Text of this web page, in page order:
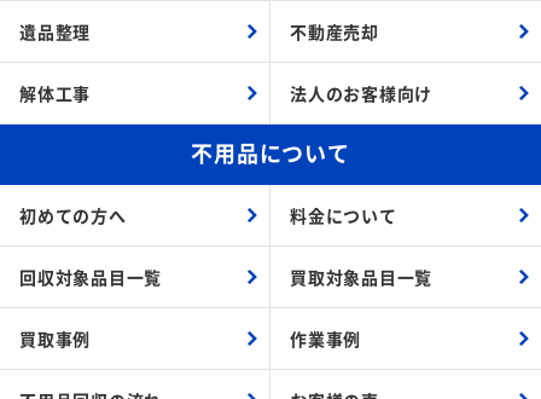
遺品整理 不動産売却
解体工事 法人のお客様向け
不用品について
初めての方へ 料金について
回収対象品目一覧 買取対象品目一覧
買取事例 作業事例